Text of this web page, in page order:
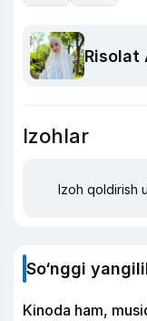
Risolat
Izohlar
Izoh qoldirish
So‘nggi
Kinoda ham,